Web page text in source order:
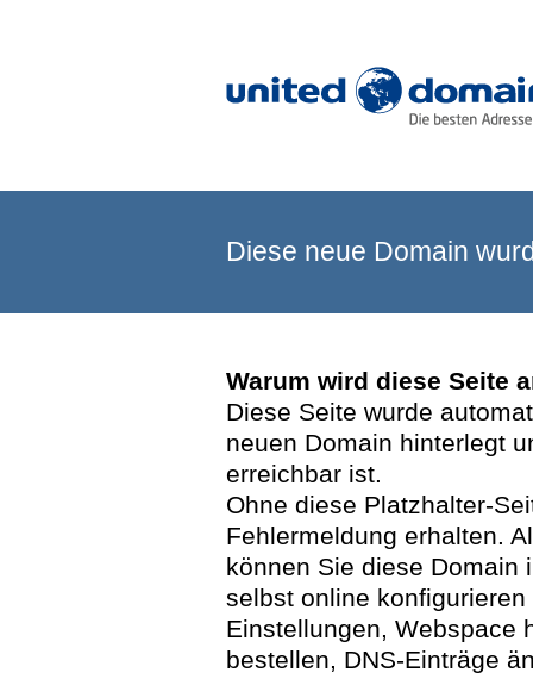
Diese neue Domain
Warum wird diese Seite
Diese Seite wurde
neuen Domain hinterlegt
erreichbar ist.
Ohne diese Platzhalter-
Fehlermeldung erhalten.
können Sie diese Domain
selbst online
Einstellungen, Webspace
bestellen, DNS-Einträge